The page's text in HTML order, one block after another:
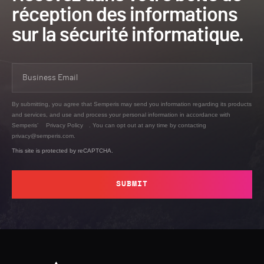
réception des informations
sur la sécurité informatique.
By submitting, you agree that Semperis may send you information regarding its products
and services, and use and process your personal information in accordance with
Semperis’
Privacy Policy
. You can opt out at any time by contacting
privacy@semperis.com.
This site is protected by reCAPTCHA.
SUBMIT